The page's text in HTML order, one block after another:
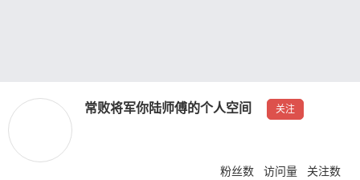
常败将军你陆师傅的个人空间 关注
粉丝数
访问量
关注数